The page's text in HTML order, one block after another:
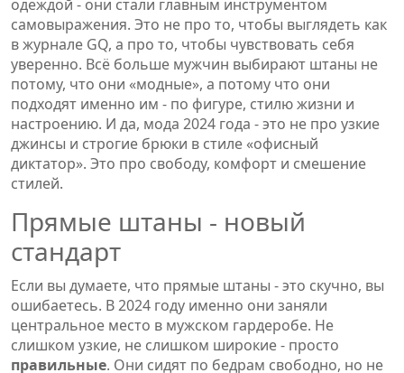
одеждой - они стали главным инструментом
самовыражения. Это не про то, чтобы выглядеть как
в журнале GQ, а про то, чтобы чувствовать себя
уверенно. Всё больше мужчин выбирают штаны не
потому, что они «модные», а потому что они
подходят именно им - по фигуре, стилю жизни и
настроению. И да, мода 2024 года - это не про узкие
джинсы и строгие брюки в стиле «офисный
диктатор». Это про свободу, комфорт и смешение
стилей.
Прямые штаны - новый
стандарт
Если вы думаете, что прямые штаны - это скучно, вы
ошибаетесь. В 2024 году именно они заняли
центральное место в мужском гардеробе. Не
слишком узкие, не слишком широкие - просто
правильные. Они сидят по бедрам свободно, но не